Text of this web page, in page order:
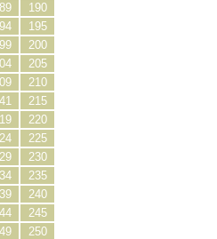
190
195
200
205
210
215
220
225
230
235
240
245
250